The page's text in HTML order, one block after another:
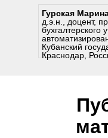
C
Гурская
д.э.н., доцент,
бухгалтерского
Кубанский
Краснодар,